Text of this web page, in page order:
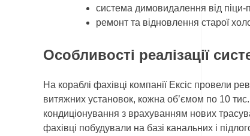
система димовидалення від піци-
ремонт та відновлення старої
Особливості реалізації
На кораблі фахівці компанії Ексіс провели
витяжних установок, кожна об’ємом по 10 тис.
кондиціонування з врахуванням нових
фахівці побудували на базі канальних і